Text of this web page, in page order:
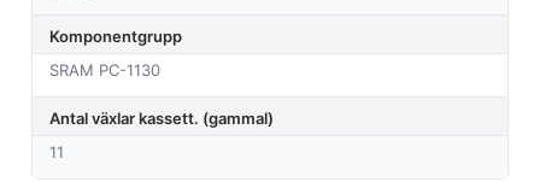
Komponentgrupp
SRAM PC-1130
Antal växlar kassett. (gammal)
11